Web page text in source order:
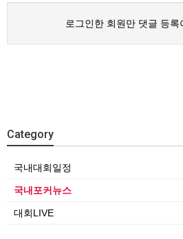
로그인한 회원만 댓글 등록
Category
국내대회일정
국내포커뉴스
대회LIVE